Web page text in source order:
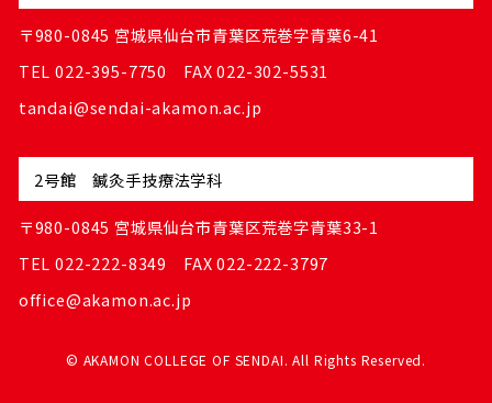
〒980-0845 宮城県仙台市青葉区荒巻字青葉6-41
TEL 022-395-7750 FAX 022-302-5531
tandai@sendai-akamon.ac.jp
2号館 鍼灸手技療法学科
〒980-0845 宮城県仙台市青葉区荒巻字青葉33-1
TEL 022-222-8349 FAX 022-222-3797
office@akamon.ac.jp
© AKAMON COLLEGE OF SENDAI. All Rights Reserved.